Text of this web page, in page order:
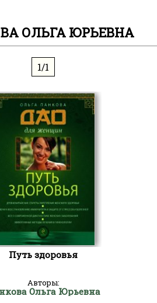
ОЛЬГА ЮРЬЕВНА
1/1
Путь здоровья
Авторы:
Ольга Юрьевна